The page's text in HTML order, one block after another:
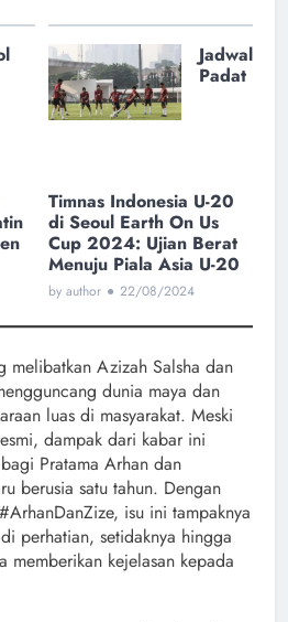
Jadwal
Padat
Timnas Indonesia U-20
di Seoul Earth On Us
Cup 2024: Ujian Berat
Menuju Piala Asia U-20
by author ● 22/08/2024
melibatkan Azizah Salsha dan
dunia maya dan
luas di masyarakat. Meski
dampak dari kabar ini
Pratama Arhan dan
berusia satu tahun. Dengan
isu ini tampaknya
perhatian, setidaknya hingga
memberikan kejelasan kepada